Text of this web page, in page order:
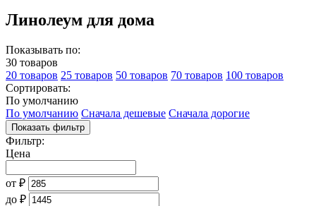
Линолеум для дома
Показывать по:
30 товаров
20 товаров 25 товаров 50 товаров 70 товаров 100 товаров
Сортировать:
По умолчанию
По умолчанию Сначала дешевые Сначала дорогие
Показать фильтр
Фильтр:
Цена
от ₽
до ₽